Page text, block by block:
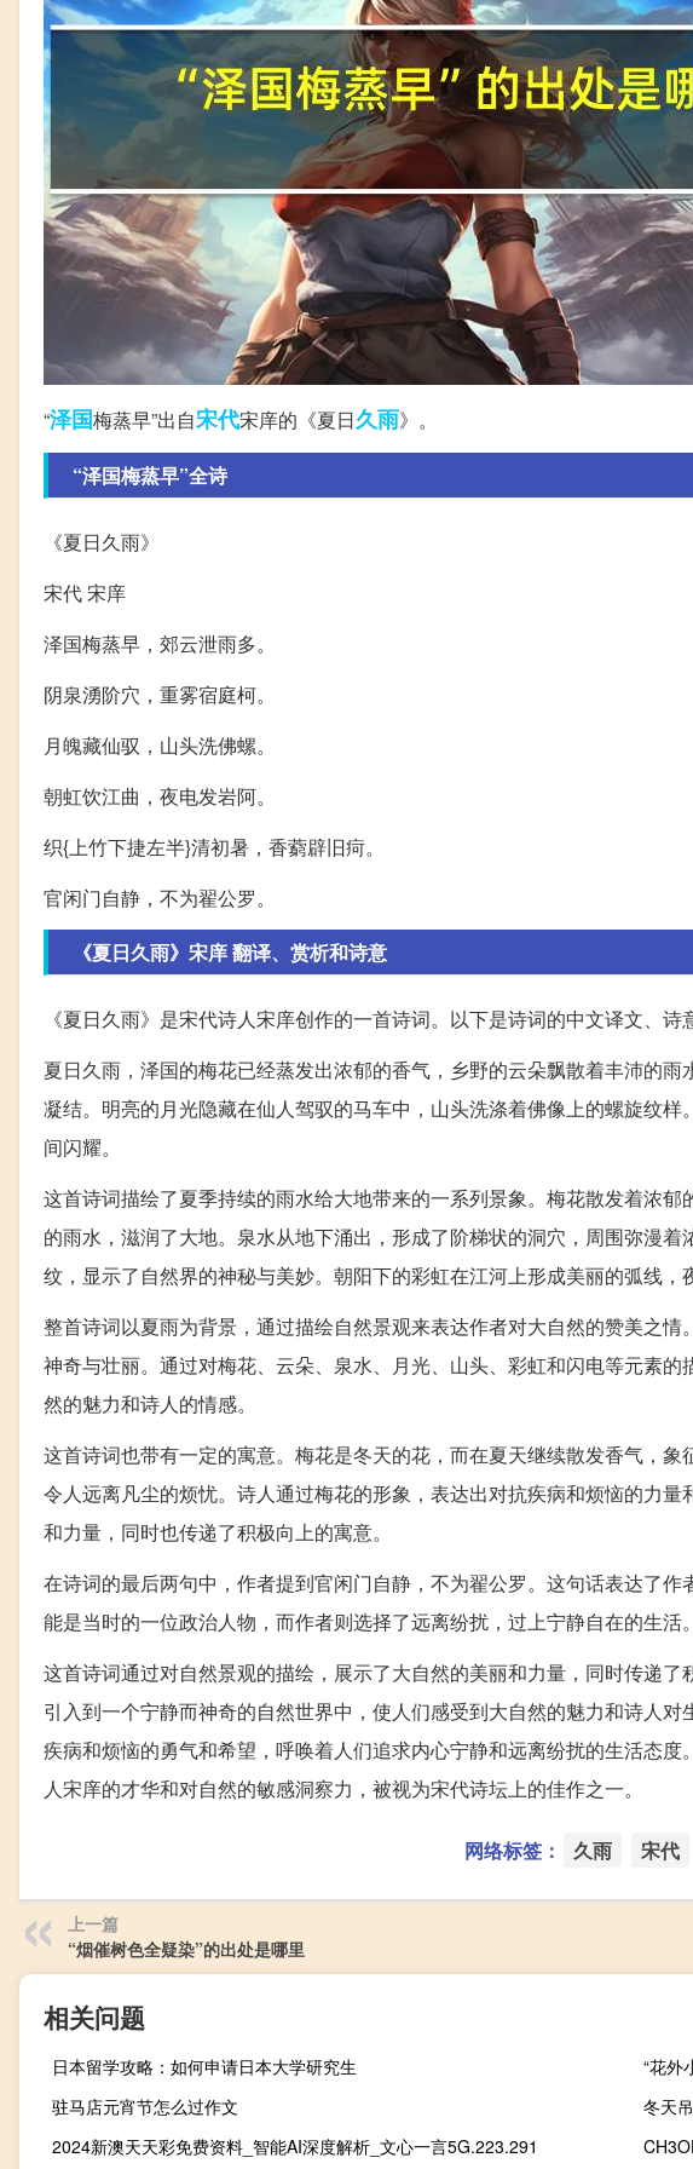
“泽国梅蒸早”出自宋代宋庠的《夏日久雨》。
“泽国梅蒸早”全诗
《夏日久雨》
宋代 宋庠
泽国梅蒸早，郊云泄雨多。
阴泉湧阶穴，重雾宿庭柯。
月魄藏仙驭，山头洗佛螺。
朝虹饮江曲，夜电发岩阿。
织{上竹下捷左半}清初暑，香藭辟旧疴。
官闲门自静，不为翟公罗。
《夏日久雨》宋庠 翻译、赏析和诗意
《夏日久雨》是宋代诗人宋庠创作的一首诗词。以下是诗词的中文译文、诗
夏日久雨，泽国的梅花已经蒸发出浓郁的香气，乡野的云朵飘散着丰沛的
凝结。明亮的月光隐藏在仙人驾驭的马车中，山头洗涤着佛像上的螺旋纹
间闪耀。
这首诗词描绘了夏季持续的雨水给大地带来的一系列景象。梅花散发着浓
的雨水，滋润了大地。泉水从地下涌出，形成了阶梯状的洞穴，周围弥漫
纹，显示了自然界的神秘与美妙。朝阳下的彩虹在江河上形成美丽的弧线，
整首诗词以夏雨为背景，通过描绘自然景观来表达作者对大自然的赞美之
神奇与壮丽。通过对梅花、云朵、泉水、月光、山头、彩虹和闪电等元素
然的魅力和诗人的情感。
这首诗词也带有一定的寓意。梅花是冬天的花，而在夏天继续散发香气，
令人远离凡尘的烦忧。诗人通过梅花的形象，表达出对抗疾病和烦恼的力
和力量，同时也传递了积极向上的寓意。
在诗词的最后两句中，作者提到官闲门自静，不为翟公罗。这句话表达了
能是当时的一位政治人物，而作者则选择了远离纷扰，过上宁静自在的生活。
这首诗词通过对自然景观的描绘，展示了大自然的美丽和力量，同时传递
引入到一个宁静而神奇的自然世界中，使人们感受到大自然的魅力和诗人
疾病和烦恼的勇气和希望，呼唤着人们追求内心宁静和远离纷扰的生活态
人宋庠的才华和对自然的敏感洞察力，被视为宋代诗坛上的佳作之一。
网络标签： 久雨 宋代
上一篇
“烟催树色全疑染”的出处是哪里
相关问题
日本留学攻略：如何申请日本大学研究生
“花外
驻马店元宵节怎么过作文
冬天
2024新澳天天彩免费资料_智能AI深度解析_文心一言5G.223.291